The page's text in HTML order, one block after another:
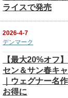
ライスで発売
2026-4-7
デンマーク
【最大20%オフ
セン＆サン春キ
｜ウェグナー名
お得に